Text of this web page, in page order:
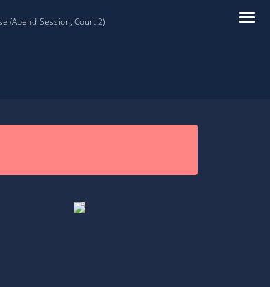
(Abend-Session, Court 2)